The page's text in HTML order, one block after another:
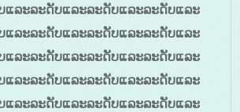
ແລະລະດັບແລະລະດັບແລະລະດັບແລະ
ແລະລະດັບແລະລະດັບແລະລະດັບແລະ
ແລະລະດັບແລະລະດັບແລະລະດັບແລະ
ແລະລະດັບແລະລະດັບແລະລະດັບແລະ
ແລະລະດັບແລະລະດັບແລະລະດັບແລະ